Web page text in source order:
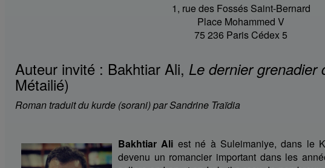
1, rue des Fossés Saint-Bernard
Place Mohammed V
75 236 Paris Cédex 5
Auteur invité : Bakhtiar Ali, Le dernier grenadier
Métailié)
Roman traduit du kurde (sorani) par Sandrine Traïdia
Bakhtiar Ali est né à Suleimaniye, dans le
devenu un romancier important dans les